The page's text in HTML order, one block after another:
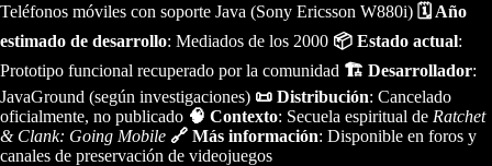
Teléfonos móviles con soporte Java (Sony Ericsson W880i) 🗓️ Año
estimado de desarrollo: Mediados de los 2000 📦 Estado actual:
Prototipo funcional recuperado por la comunidad 🏗️ Desarrollador:
JavaGround (según investigaciones) 📜 Distribución: Cancelado
oficialmente, no publicado 🧠 Contexto: Secuela espiritual de Ratchet
& Clank: Going Mobile 🔗 Más información: Disponible en foros y
canales de preservación de videojuegos